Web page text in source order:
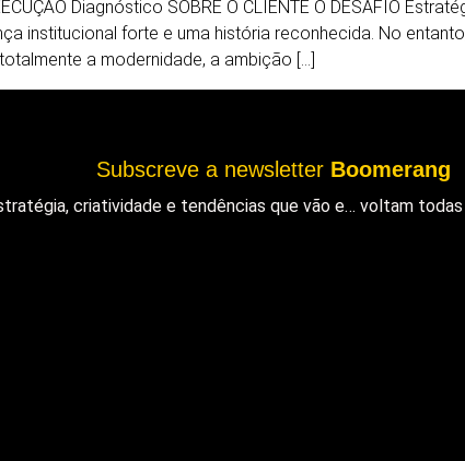
Diagnóstico SOBRE O CLIENTE O DESAFIO
institucional forte e uma história reconhecida. No
a modernidade, a ambição […]
Subscreve a newsletter Boomerang
criatividade e tendências que vão e… voltam todas